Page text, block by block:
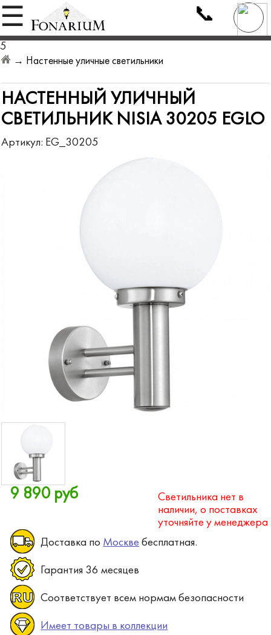
☰ 📞
5
→ Настенные уличные светильники
НАСТЕННЫЙ УЛИЧНЫЙ
СВЕТИЛЬНИК NISIA 30205 EGLO
Артикул: EG_30205
9 890 руб
Светильника нет в
наличии, о поставках
уточняйте у менеджера
Доставка по Москве бесплатная.
Гарантия 36 месяцев
Соответствует всем нормам безопасности
Имеет товары в коллекции